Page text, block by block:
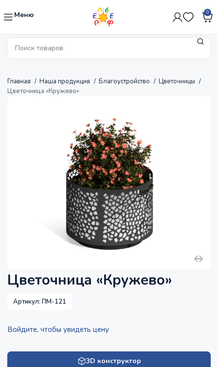
Меню 0
Главная Наша продукция Благоустройство
Цветочницы
Цветочница «Кружево»
Цветочница «Кружево»
Артикул:ПМ-121
Войдите, чтобы увидеть цену
3D конструктор